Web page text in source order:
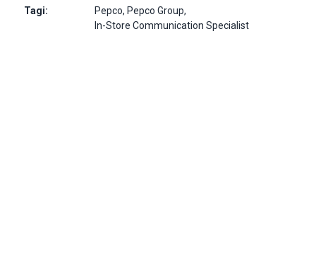
Tagi: Pepco, Pepco Group,
In-Store Communication Specialist